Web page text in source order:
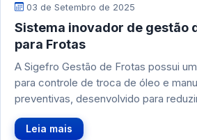
03 de Setembro de 2025
Sistema inovador de gestão
para Frotas
A Sigefro Gestão de Frotas possui
para controle de troca de óleo e
preventivas, desenvolvido para
Leia mais